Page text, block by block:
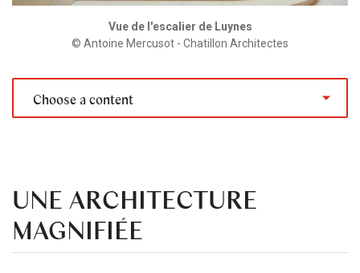
Vue de l'escalier de Luynes
© Antoine Mercusot - Chatillon Architectes
Choose a content
UNE ARCHITECTURE
MAGNIFIÉE